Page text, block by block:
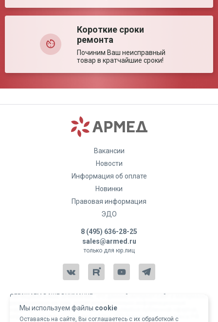
Короткие сроки
ремонта
Починим Ваш неисправный
товар в кратчайшие сроки!
Мы используем файлы cookie
Оставаясь на сайте, Вы соглашаетесь с их обработкой с
Вакансии
Новости
Информация об оплате
Новинки
Правовая информация
ЭДО
8 (495) 636-28-25
sales@armed.ru
только для юр.лиц
ОБРАЩАЕМ ВАШЕ ВНИМАНИЕ, что данный интернет-сайт и материалы,
характер и ни при каких условиях не являются публичной офертой,
определяемой положениями статьи 437 Гражданского кодекса РФ.